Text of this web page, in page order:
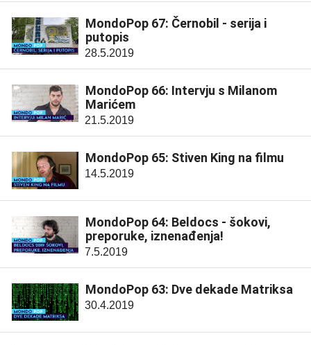
MondoPop 67: Černobil - serija i
putopis
28.5.2019
MondoPop 66: Intervju s Milanom
Marićem
21.5.2019
MondoPop 65: Stiven King na filmu
14.5.2019
MondoPop 64: Beldocs - šokovi,
preporuke, iznenađenja!
7.5.2019
MondoPop 63: Dve dekade Matriksa
30.4.2019